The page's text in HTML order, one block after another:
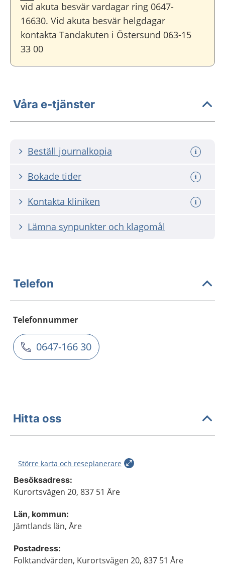
vid akuta besvär vardagar ring 0647-
16630. Vid akuta besvär helgdagar
kontakta Tandakuten i Östersund 063-15
33 00
Våra e-tjänster
Beställ journalkopia
Bokade tider
Kontakta kliniken
Lämna synpunkter och klagomål
Telefon
Telefonnummer
0647-166 30
Hitta oss
Större karta och reseplanerare
Besöksadress:
Kurortsvägen 20, 837 51 Åre
Län, kommun:
Jämtlands län, Åre
Postadress:
Folktandvården, Kurortsvägen 20, 837 51 Åre